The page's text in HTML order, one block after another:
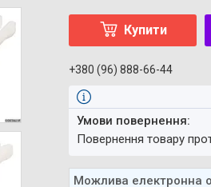
Купити
+380 (96) 888-66-44
повернення товару